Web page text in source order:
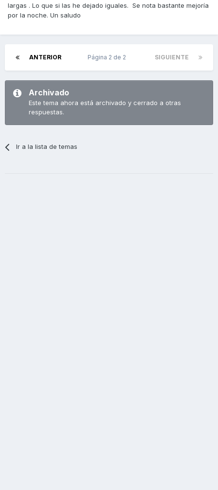
largas . Lo que si las he dejado iguales. Se nota bastante mejoría
por la noche. Un saludo
ANTERIOR SIGUIENTE
Página 2 de 2
Archivado
Este tema ahora está archivado y cerrado a otras
respuestas.
Ir a la lista de temas